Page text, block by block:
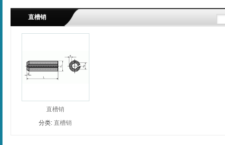
直槽销
直槽销
分类: 直槽销